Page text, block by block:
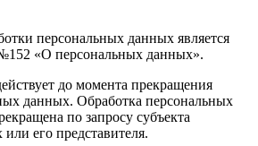
персональных данных является
«О персональных данных».
до момента прекращения
данных. Обработка персональных
по запросу субъекта
его представителя.